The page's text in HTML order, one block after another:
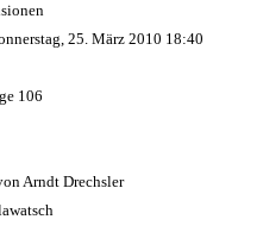
25. März 2010 18:40
106
Arndt Drechsler